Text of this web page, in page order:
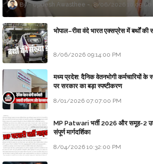
Updesh Awasthee 8/06/2026 10:09:00
भोपाल–रीवा वंदे भारत एक्सप्रेस में बर्थों
8/06/2026 09:14:00 PM
मध्य प्रदेश: दैनिक वेतनभोगी कर्मचारियों के
पर सरकार का बड़ा स्पष्टीकरण
8/01/2026 07:07:00 PM
MP Patwari भर्ती 2026 और समूह-2
संपूर्ण मार्गदर्शिका
8/04/2026 10:32:00 PM